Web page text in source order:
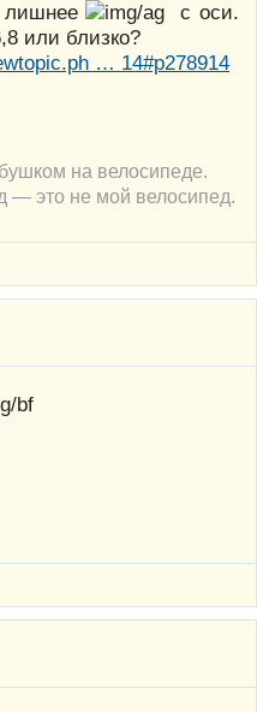
лишнее
с оси.
или близко?
… 14#p278914
на велосипеде.
— это не мой велосипед.